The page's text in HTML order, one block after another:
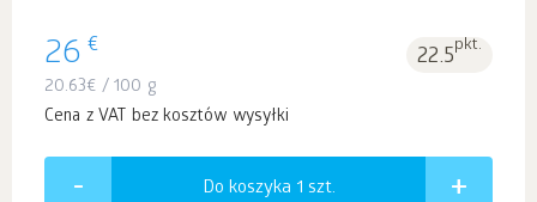
26 € 22.5pkt.
20.63€ / 100 g
Cena z VAT bez kosztów wysyłki
Do koszyka 1 szt.